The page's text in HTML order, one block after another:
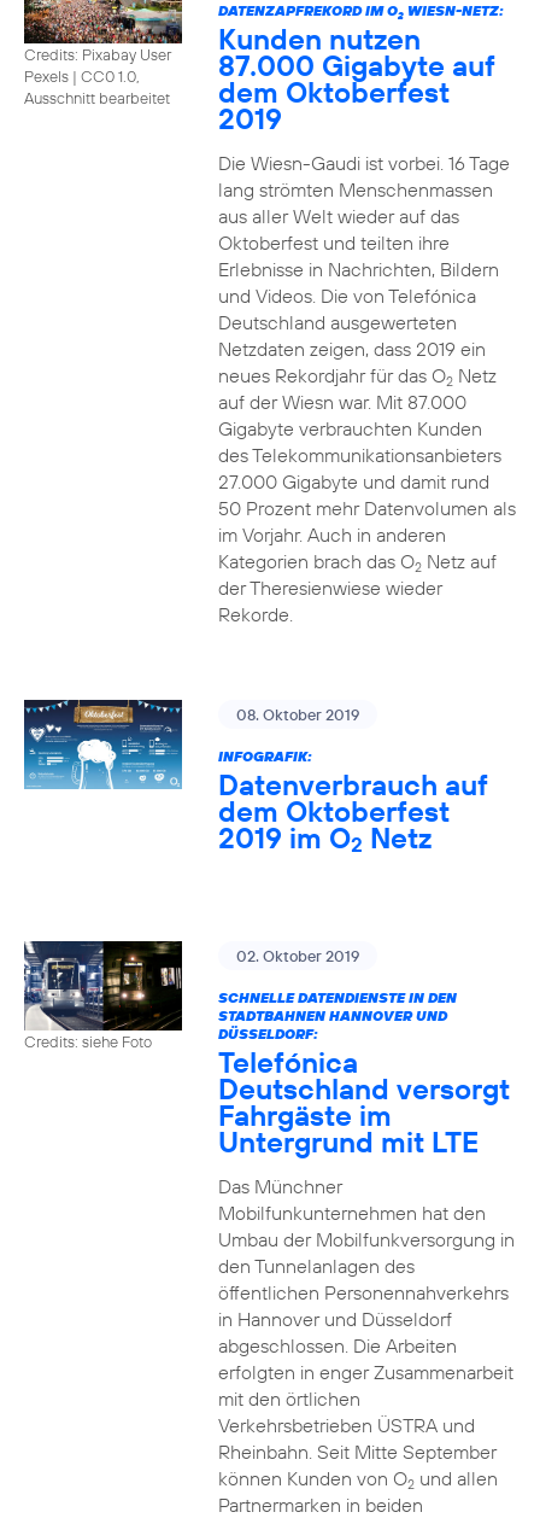
Credits: Pixabay User
Pexels | CC0 1.0,
Ausschnitt bearbeitet
DATENZAPFREKORD IM O2WIESN-NETZ:
Kunden nutzen
87.000 Gigabyte auf
dem Oktoberfest
2019
Die Wiesn-Gaudi ist vorbei. 16 Tage
lang strömten Menschenmassen
aus aller Welt wieder auf das
Oktoberfest und teilten ihre
Erlebnisse in Nachrichten, Bildern
und Videos. Die von Telefónica
Deutschland ausgewerteten
Netzdaten zeigen, dass 2019 ein
neues Rekordjahr für das O2Netz
auf der Wiesn war. Mit 87.000
Gigabyte verbrauchten Kunden
des Telekommunikationsanbieters
27.000 Gigabyte und damit rund
50 Prozent mehr Datenvolumen als
im Vorjahr. Auch in anderen
Kategorien brach das O2Netz auf
der Theresienwiese wieder
Rekorde.
08. Oktober 2019
INFOGRAFIK:
Datenverbrauch auf
dem Oktoberfest
2019 im O2 Netz
Credits: siehe Foto
02. Oktober 2019
SCHNELLE DATENDIENSTE IN DEN
STADTBAHNEN HANNOVER UND
DÜSSELDORF:
Telefónica
Deutschland versorgt
Fahrgäste im
Untergrund mit LTE
Das Münchner
Mobilfunkunternehmen hat den
Umbau der Mobilfunkversorgung in
den Tunnelanlagen des
öffentlichen Personennahverkehrs
in Hannover und Düsseldorf
abgeschlossen. Die Arbeiten
erfolgten in enger Zusammenarbeit
mit den örtlichen
Verkehrsbetrieben ÜSTRA und
Rheinbahn. Seit Mitte September
können Kunden von O2und allen
Partnermarken in beiden